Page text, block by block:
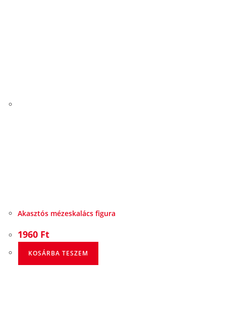
Akasztós mézeskalács figura
1960 Ft
KOSÁRBA TESZEM